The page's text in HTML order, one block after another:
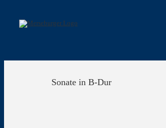
content
Sonate in B-Dur